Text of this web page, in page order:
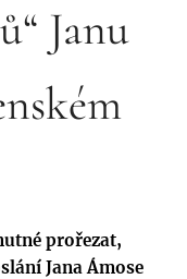
Janu
prořezat,
Jana Ámose